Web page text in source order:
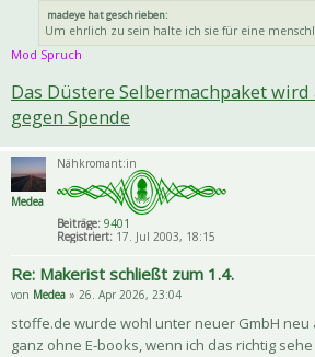
madeye hat geschrieben:
Um ehrlich zu sein halte ich sie für eine
Mod Spruch
Das Düstere Selbermachpaket
gegen Spende
Medea
Nähkromant:in
Beiträge: 9401
Registriert: 17. Jul 2003, 18:15
Re: Makerist schließt zum 1.4.
von Medea » 26. Apr 2026, 23:04
stoffe.de wurde wohl unter neuer GmbH
ganz ohne E-books, wenn ich das richtig sehe